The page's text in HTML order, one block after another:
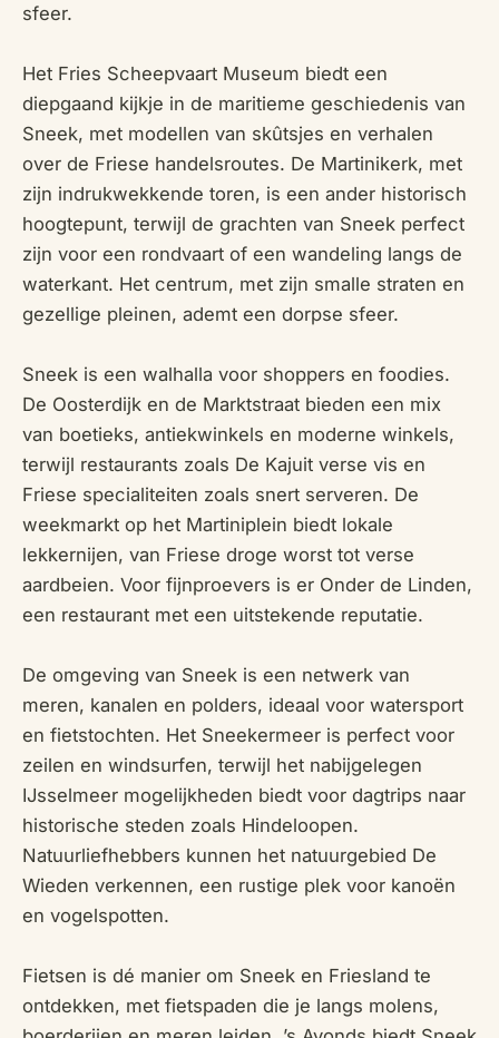
sfeer.
Het Fries Scheepvaart Museum biedt een
diepgaand kijkje in de maritieme geschiedenis van
Sneek, met modellen van skûtsjes en verhalen
over de Friese handelsroutes. De Martinikerk, met
zijn indrukwekkende toren, is een ander historisch
hoogtepunt, terwijl de grachten van Sneek perfect
zijn voor een rondvaart of een wandeling langs de
waterkant. Het centrum, met zijn smalle straten en
gezellige pleinen, ademt een dorpse sfeer.
Sneek is een walhalla voor shoppers en foodies.
De Oosterdijk en de Marktstraat bieden een mix
van boetieks, antiekwinkels en moderne winkels,
terwijl restaurants zoals De Kajuit verse vis en
Friese specialiteiten zoals snert serveren. De
weekmarkt op het Martiniplein biedt lokale
lekkernijen, van Friese droge worst tot verse
aardbeien. Voor fijnproevers is er Onder de Linden,
een restaurant met een uitstekende reputatie.
De omgeving van Sneek is een netwerk van
meren, kanalen en polders, ideaal voor watersport
en fietstochten. Het Sneekermeer is perfect voor
zeilen en windsurfen, terwijl het nabijgelegen
IJsselmeer mogelijkheden biedt voor dagtrips naar
historische steden zoals Hindeloopen.
Natuurliefhebbers kunnen het natuurgebied De
Wieden verkennen, een rustige plek voor kanoën
en vogelspotten.
Fietsen is dé manier om Sneek en Friesland te
ontdekken, met fietspaden die je langs molens,